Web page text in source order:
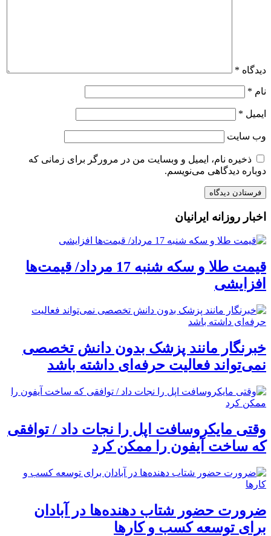
دیدگاه *
نام *
ایمیل *
وب‌ سایت
ذخیره نام، ایمیل و وبسایت من در مرورگر برای زمانی که
دوباره دیدگاهی می‌نویسم.
اخبار روزانه ایرانیان
قیمت طلا و سکه شنبه 17 مرداد/ قیمت‌ها
افزایشی
خبرنگار مانند پزشک بدون دانش تخصصی
نمی‌تواند فعالیت حرفه‌ای داشته باشد
وقتی مایکروسافت اپل را نجات داد / توافقی
که ساخت آیفون را ممکن کرد
ضرورت حضور شتاب ‌دهنده‌ها در آبادان
برای توسعه کسب‌ و کارها